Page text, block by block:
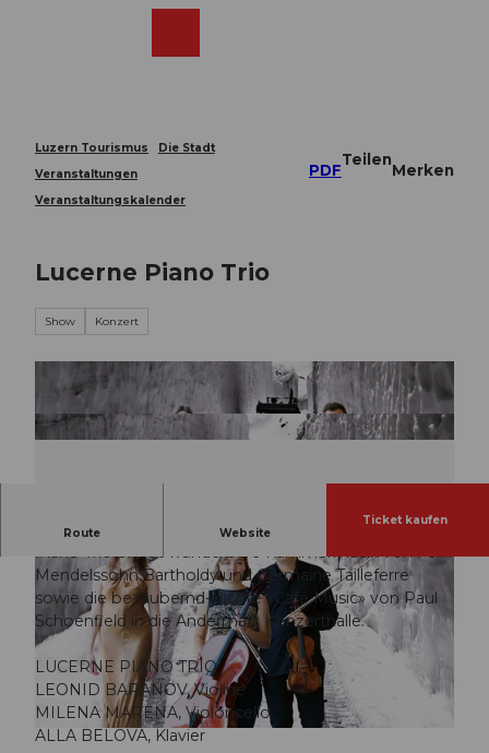
Luzern Tourismus
Die Stadt
Veranstaltungen
Veranstaltungskalender
PDF
Teilen
Merken
Lucerne Piano Trio
Show Konzert
© Guidle.com
© Guidle.com
Route Website
Ticket kaufen
Von der Kammer in den Konzertsaal: Das Lucerne
Piano Trio bringt wunderbare Kammermusik von Felix
Mendelssohn Bartholdy und Germaine Tailleferre
sowie die bezaubernd-leichte «Café Music» von Paul
Schoenfield in die Andermatt Konzerthalle.
LUCERNE PIANO TRIO
LEONID BARANOV, Violine
MILENA MARENA, Violoncello
ALLA BELOVA, Klavier